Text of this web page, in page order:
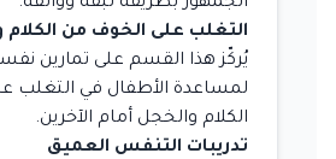
التغلب على الخوف من الكلام
يُركّز هذا القسم على تمارين
لمساعدة الأطفال في التغلب
الكلام والخجل أمام الآخرين.
تدريبات التنفس العميق